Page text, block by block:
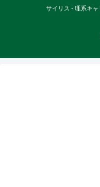
サイリス - 理系キ